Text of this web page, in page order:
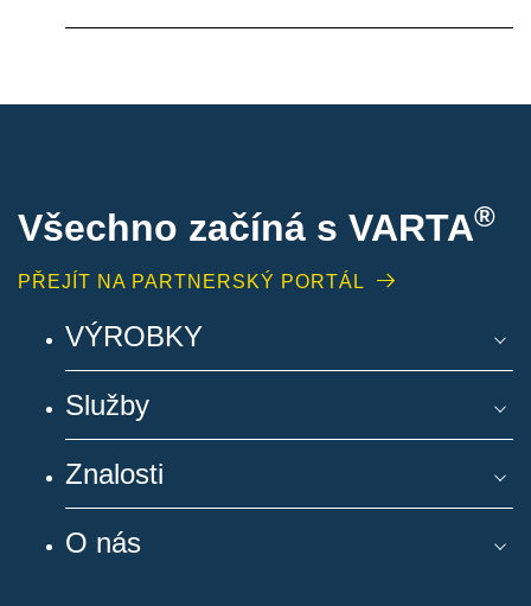
Všechno začíná s VARTA®
PŘEJÍT NA PARTNERSKÝ PORTÁL
VÝROBKY
Služby
Znalosti
O nás